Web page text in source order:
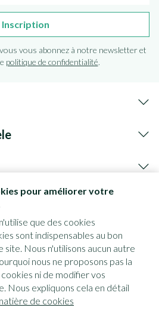
pour améliorer votre
que des cookies
sont indispensables au bon
Nous n'utilisons aucun autre
nous ne proposons pas la
ni de modifier vos
Nous expliquons cela en détail
de cookies
Inscription
vous abonnez à notre newsletter et
politique de confidentialité.